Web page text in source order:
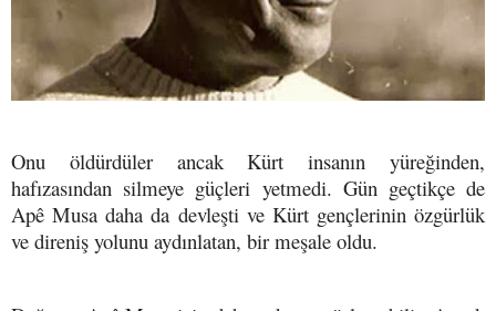
Onu öldürdüler ancak Kürt insanın yüreğinden,
hafızasından silmeye güçleri yetmedi. Gün geçtikçe de
Apê Musa daha da devleşti ve Kürt gençlerinin özgürlük
ve direniş yolunu aydınlatan, bir meşale oldu.